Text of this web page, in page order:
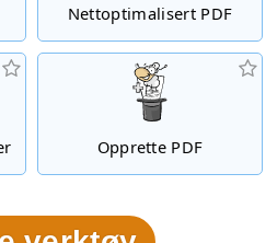
Nettoptimalisert PDF
Opprette PDF